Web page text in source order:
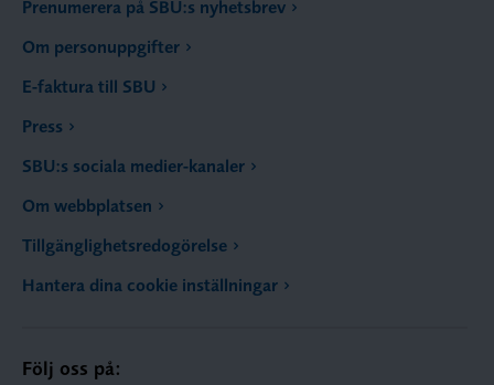
Prenumerera på SBU:s nyhetsbrev
Om personuppgifter
E-faktura till SBU
Press
SBU:s sociala medier-kanaler
Om webbplatsen
Tillgänglighetsredogörelse
Hantera dina cookie inställningar
Följ oss på: